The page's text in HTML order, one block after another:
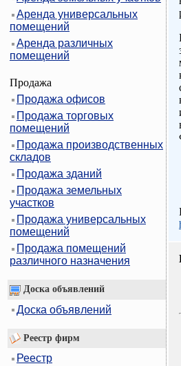
Аренда универсальных
помещений
Аренда различных
помещений
Продажа
Продажа офисов
Продажа торговых
помещений
Продажа производственных
складов
Продажа зданий
Продажа земельных
участков
Продажа универсальных
помещений
Продажа помещений
различного назначения
Доска объявлений
Доска объявлений
Реестр фирм
Реестр